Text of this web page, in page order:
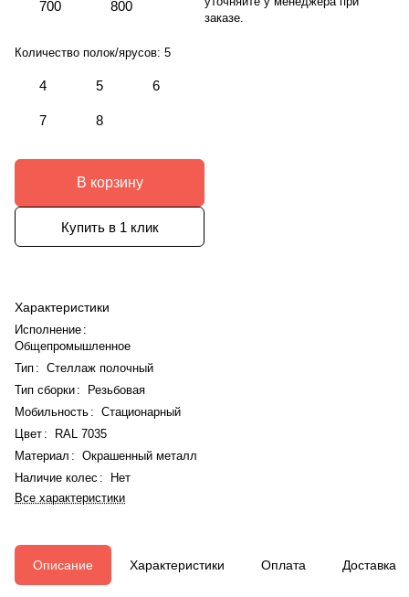
700 800
Количество полок/ярусов: 5
4 5 6
7 8
В корзину
Купить в 1 клик
Характеристики
Исполнение :
Общепромышленное
Тип : Стеллаж полочный
Тип сборки:
Резьбовая
Мобильность : Стационарный
Цвет :
RAL 7035
Материал : Окрашенный металл
Наличие колес :
Нет
Все характеристики
заказе.
Описание Характеристики Оплата Доставка